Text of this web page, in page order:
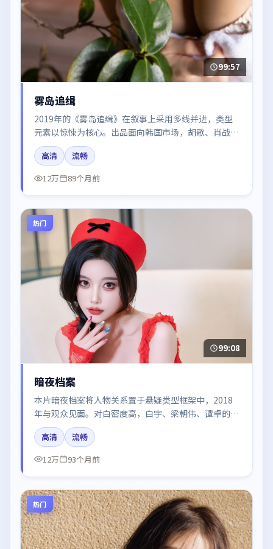
99:57
雾岛追缉
2019年的《雾岛追缉》在叙事上采用多线并进，类型
元素以惊悚为核心。出品面向韩国市场，胡歌、肖战、
赵丽颖、咏梅所饰角色推动关键反转，结尾留白引发讨
论。
高清
流畅
12万
89个月前
热门
99:08
暗夜档案
本片暗夜档案将人物关系置于悬疑类型框架中，2018
年与观众见面。对白密度高，白宇、梁朝伟、谭卓的台
词节奏值得关注；整体气质偏日本都市与冷色调摄影。
高清
流畅
12万
93个月前
热门